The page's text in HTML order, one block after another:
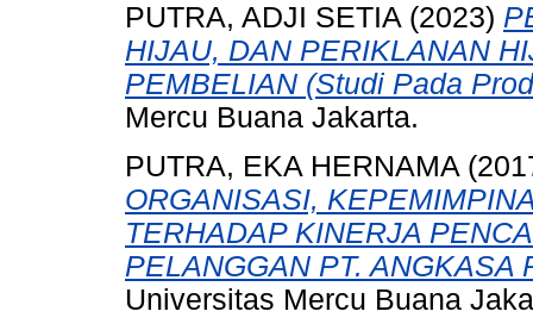
PUTRA, ADJI SETIA (2023)
HIJAU, DAN PERIKLANAN
PEMBELIAN (Studi Pada
Mercu Buana Jakarta.
PUTRA, EKA HERNAMA
ORGANISASI,
TERHADAP KINERJA
PELANGGAN PT. ANGKASA
Universitas Mercu Buana